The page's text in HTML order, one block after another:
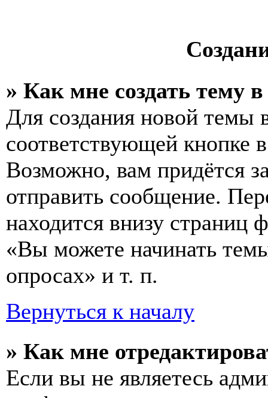
» Как мне создать тему
Для создания новой темы
соответствующей кнопке
Возможно, вам придётся
отправить сообщение.
находится внизу
«Вы можете начинать
опросах» и т. п.
Вернуться к началу
» Как мне
Если вы не являетесь